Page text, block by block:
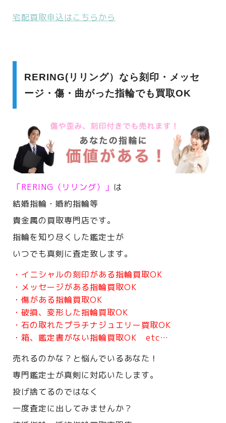
宅配買取申込はこちらから
RERING(リリング）なら刻印・メッセ
ージ・傷・曲がった指輪でも買取OK
「RERING（リリング）」 は
結婚指輪・婚約指輪等
貴金属の買取専門店です。
指輪を知り尽くした鑑定士が
いつでも真剣に査定致します。
・イニシャルの刻印がある指輪買取OK
・メッセージがある指輪買取OK
・傷がある指輪買取OK
・破損、変形した指輪買取OK
・石の取れたプラチナジュエリー買取OK
・箱、鑑定書がない指輪買取OK etc…
売れるのかな？と悩んでいるあなた！
専門鑑定士が真剣に対応いたします。
投げ捨てるのではなく
一度査定に出してみませんか？